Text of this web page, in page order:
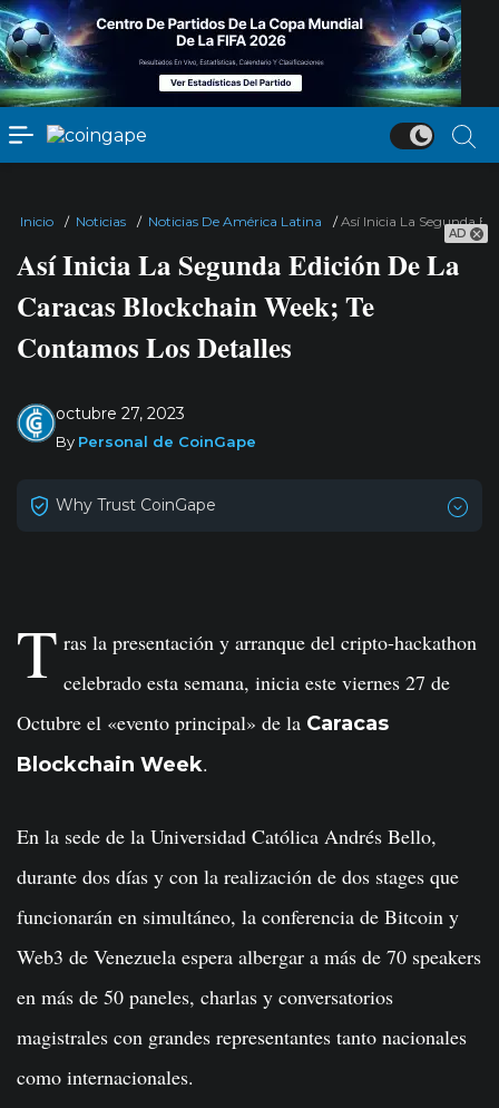
AD
Inicio / Noticias / Noticias De América Latina /Así Inicia La Segunda
Así Inicia La Segunda Edición De La
Caracas Blockchain Week; Te
Contamos Los Detalles
octubre 27, 2023
By Personal de CoinGape
Why Trust CoinGape
T ras la presentación y arranque del cripto-hackathon
celebrado esta semana, inicia este viernes 27 de
Octubre el «evento principal» de la Caracas
Blockchain Week.
En la sede de la Universidad Católica Andrés Bello,
durante dos días y con la realización de dos stages que
funcionarán en simultáneo, la conferencia de Bitcoin y
Web3 de Venezuela espera albergar a más de 70 speakers
en más de 50 paneles, charlas y conversatorios
magistrales con grandes representantes tanto nacionales
como internacionales.